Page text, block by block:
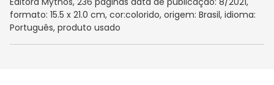
formato: 15.5 x 21.0 cm, cor:colorido, origem: Brasil, idioma:
Português, produto usado